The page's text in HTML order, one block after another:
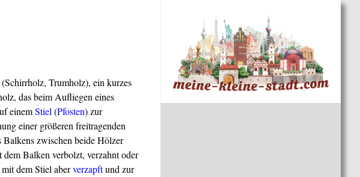
Trumholz), ein kurzes
das beim Aufliegen eines
einemStiel (Pfosten) zur
einer größeren freitragenden
Balkens zwischen beide Hölzer
dem Balken verbolzt, verzahnt oder
dem Stiel aberverzapftund zur